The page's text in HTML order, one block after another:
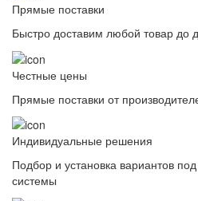
Прямые поставки
Быстро доставим любой товар до
Честные цены
Прямые поставки от
Индивидуальные решения
Подбор и установка вариантов
системы